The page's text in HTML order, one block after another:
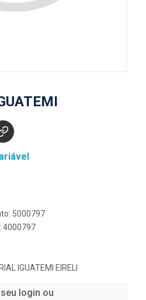
5000797
4000797
IGUATEMI EIRELI
login ou